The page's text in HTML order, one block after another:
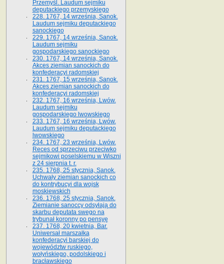
Przemyśl. Laudum sejmiku
deputackiego przemyskiego
228. 1767, 14 września, Sanok.
Laudum sejmiku deputackiego
sanockiego
229. 1767, 14 września, Sanok.
Laudum sejmiku
gospodarskiego sanockiego
230. 1767, 14 września, Sanok.
Akces ziemian sanockich do
konfederacyi radomskiej
231. 1767, 15 września, Sanok.
Akces ziemian sanockich do
konfederacyi radomskiej
232. 1767, 16 września, Lwów.
Laudum sejmiku
gospodarskiego lwowskiego
233. 1767, 16 września, Lwów.
Laudum sejmiku deputackiego
lwowskiego
234. 1767, 23 września, Lwów.
Reces od sprzeciwu przeciwko
sejmikowi poselskiemu w Wiszni
z 24 sierpnia t. r.
235. 1768, 25 stycznia, Sanok.
Uchwały ziemian sanockich co
do kontrybucyi dla wojsk
moskiewskich
236. 1768, 25 stycznia, Sanok.
Ziemianie sanoccy odsyłają do
skarbu deputata swego na
trybunał koronny po pensyę
237. 1768, 20 kwietnia, Bar.
Uniwersał marszałka
konfederacyi barskiej do
województw ruskiego,
wołyńskiego, podolskiego i
bracławskiego